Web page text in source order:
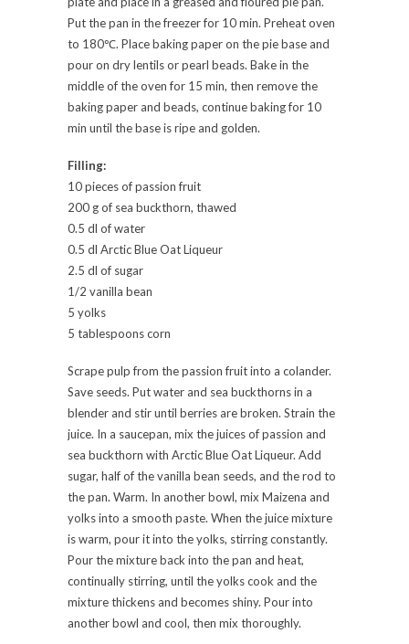
Put the pan in the freezer for 10 min. Preheat oven
to 180℃. Place baking paper on the pie base and
pour on dry lentils or pearl beads. Bake in the
middle of the oven for 15 min, then remove the
baking paper and beads, continue baking for 10
min until the base is ripe and golden.
Filling:
10 pieces of passion fruit
200 g of sea buckthorn, thawed
0.5 dl of water
0.5 dl Arctic Blue Oat Liqueur
2.5 dl of sugar
1/2 vanilla bean
5 yolks
5 tablespoons corn
Scrape pulp from the passion fruit into a colander.
Save seeds. Put water and sea buckthorns in a
blender and stir until berries are broken. Strain the
juice. In a saucepan, mix the juices of passion and
sea buckthorn with Arctic Blue Oat Liqueur. Add
sugar, half of the vanilla bean seeds, and the rod to
the pan. Warm. In another bowl, mix Maizena and
yolks into a smooth paste. When the juice mixture
is warm, pour it into the yolks, stirring constantly.
Pour the mixture back into the pan and heat,
continually stirring, until the yolks cook and the
mixture thickens and becomes shiny. Pour into
another bowl and cool, then mix thoroughly.